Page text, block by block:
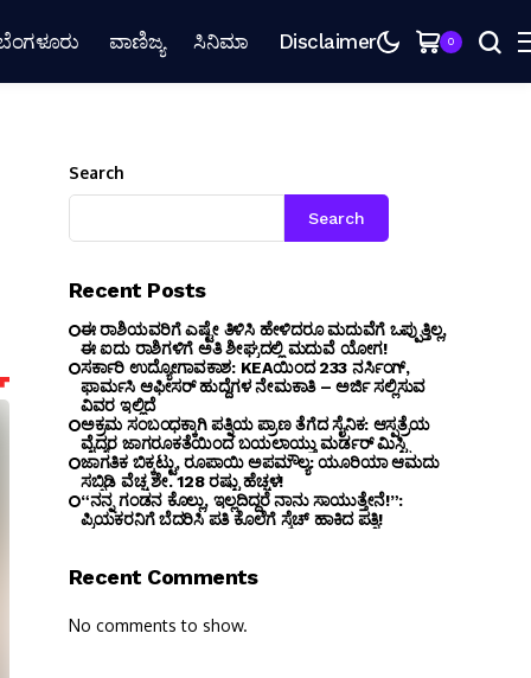
ವಾಣಿಜ್ಯ ಸಿನಿಮಾ Disclaimer 0
Search
Search
Recent Posts
ಈ ರಾಶಿಯವರಿಗೆ ಎಷ್ಟೇ ತಿಳಿಸಿ ಹೇಳಿದರೂ ಮದುವೆಗೆ ಒಪ್ಪುತ್ತಿಲ್ಲ,
ಈ ಐದು ರಾಶಿಗಳಿಗೆ ಅತಿ ಶೀಘ್ರದಲ್ಲಿ ಮದುವೆ ಯೋಗ!
ಸರ್ಕಾರಿ ಉದ್ಯೋಗಾವಕಾಶ: KEAಯಿಂದ 233 ನರ್ಸಿಂಗ್,
ಫಾರ್ಮಸಿ ಆಫೀಸರ್ ಹುದ್ದೆಗಳ ನೇಮಕಾತಿ – ಅರ್ಜಿ ಸಲ್ಲಿಸುವ
ವಿವರ ಇಲ್ಲಿದೆ
ಅಕ್ರಮ ಸಂಬಂಧಕ್ಕಾಗಿ ಪತ್ನಿಯ ಪ್ರಾಣ ತೆಗೆದ ಸೈನಿಕ: ಆಸ್ಪತ್ರೆಯ
ವೈದ್ಯರ ಜಾಗರೂಕತೆಯಿಂದ ಬಯಲಾಯ್ತು ಮರ್ಡರ್ ಮಿಸ್ಟ್ರಿ
ಜಾಗತಿಕ ಬಿಕ್ಕಟ್ಟು, ರೂಪಾಯಿ ಅಪಮೌಲ್ಯ: ಯೂರಿಯಾ ಆಮದು
ಸಬ್ಸಿಡಿ ವೆಚ್ಚ ಶೇ. 128 ರಷ್ಟು ಹೆಚ್ಚಳ!
“ನನ್ನ ಗಂಡನ ಕೊಲ್ಲು, ಇಲ್ಲದಿದ್ದರೆ ನಾನು ಸಾಯುತ್ತೇನೆ!”:
ಪ್ರಿಯಕರನಿಗೆ ಬೆದರಿಸಿ ಪತಿ ಕೊಲೆಗೆ ಸ್ಕೆಚ್ ಹಾಕಿದ ಪತ್ನಿ!
Recent Comments
No comments to show.